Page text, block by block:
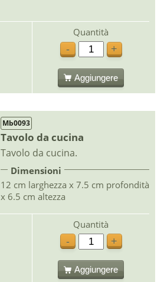
Quantità
-
+
Aggiungere
Mb0093
Tavolo da cucina
Tavolo da cucina.
Dimensioni
12 cm larghezza x 7.5 cm profondità
x 6.5 cm altezza
Quantità
-
+
Aggiungere